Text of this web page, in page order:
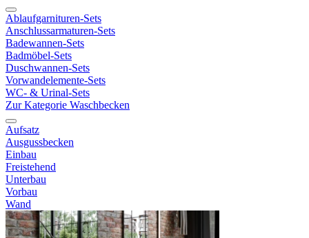
Ablaufgarnituren-Sets
Anschlussarmaturen-Sets
Badewannen-Sets
Badmöbel-Sets
Duschwannen-Sets
Vorwandelemente-Sets
WC- & Urinal-Sets
Zur Kategorie Waschbecken
Aufsatz
Ausgussbecken
Einbau
Freistehend
Unterbau
Vorbau
Wand